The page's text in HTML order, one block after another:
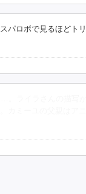
パロボで見るほどト
カミーユの父親はア